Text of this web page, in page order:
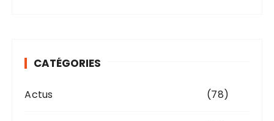
e CATÉGORIES
Actus (78)